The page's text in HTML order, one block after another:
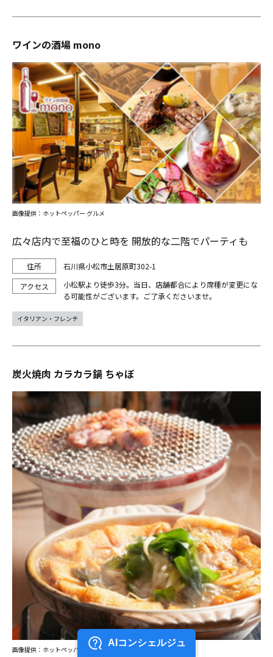
ワインの酒場 mono
広々店内で至福のひと時を 開放的な二階でパーティも
石川県小松市土居原町302-1
小松駅より徒歩3分。当日、店舗都合により席種が変更にな
る可能性がございます。ご了承くださいませ。
画像提供：ホットペッパー グルメ
イタリアン・フレンチ
炭火焼肉 カラカラ鍋 ちゃぼ
画像提供：ホットペッパー グルメ